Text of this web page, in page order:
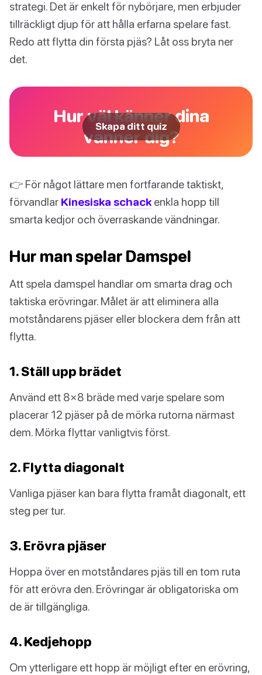
strategi. Det är enkelt för nybörjare, men erbjuder
tillräckligt djup för att hålla erfarna spelare fast.
Redo att flytta din första pjäs? Låt oss bryta ner
det.
Hur väl känner dina
vänner dig?
Skapa ditt quiz
👉 För något lättare men fortfarande taktiskt,
förvandlar Kinesiska schack enkla hopp till
smarta kedjor och överraskande vändningar.
Hur man spelar Damspel
Att spela damspel handlar om smarta drag och
taktiska erövringar. Målet är att eliminera alla
motståndarens pjäser eller blockera dem från att
flytta.
1. Ställ upp brädet
Använd ett 8×8 bräde med varje spelare som
placerar 12 pjäser på de mörka rutorna närmast
dem. Mörka flyttar vanligtvis först.
2. Flytta diagonalt
Vanliga pjäser kan bara flytta framåt diagonalt, ett
steg per tur.
3. Erövra pjäser
Hoppa över en motståndares pjäs till en tom ruta
för att erövra den. Erövringar är obligatoriska om
de är tillgängliga.
4. Kedjehopp
Om ytterligare ett hopp är möjligt efter en erövring,